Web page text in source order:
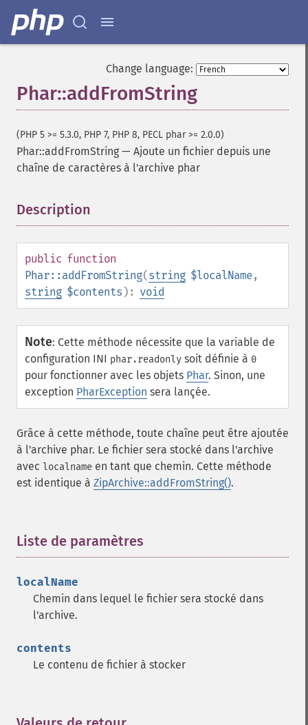
Change language:
Phar::addFromString
(PHP 5 >= 5.3.0, PHP 7, PHP 8, PECL phar >= 2.0.0)
Phar::addFromString — Ajoute un fichier depuis une
chaîne de caractères à l'archive phar
Description
public function
Phar::addFromString(string $localName,
string $contents ): void
Note: Cette méthode nécessite que la variable de
configuration INI phar.readonly soit définie à 0
pour fonctionner avec les objets Phar. Sinon, une
exception PharException sera lançée.
Grâce à cette méthode, toute chaîne peut être ajoutée
à l'archive phar. Le fichier sera stocké dans l'archive
avec localname en tant que chemin. Cette méthode
est identique à ZipArchive::addFromString().
Liste de paramètres
localName
Chemin dans lequel le fichier sera stocké dans
l'archive.
contents
Le contenu de fichier à stocker